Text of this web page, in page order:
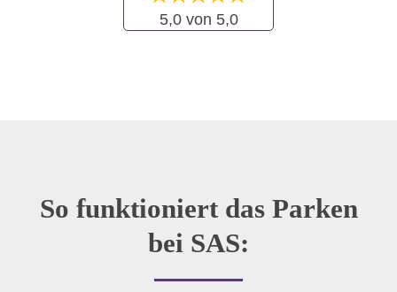
5,0 von 5,0
So funktioniert das Parken
bei SAS: